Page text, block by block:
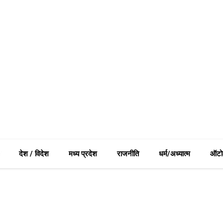
देश / विदेश मध्य प्रदेश राजनीति धर्म/अध्यात्म